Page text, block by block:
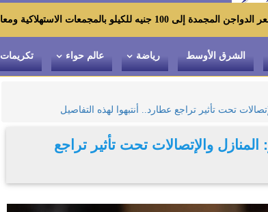
«أهلاً رمضان»
الشرق الأوسط رياضة عالم حواء تكريمات
تحت تأثير تراجع عطارد.. أنتبهوا لهذه التفاصيل
والإتصالات تحت تأثير تراجع